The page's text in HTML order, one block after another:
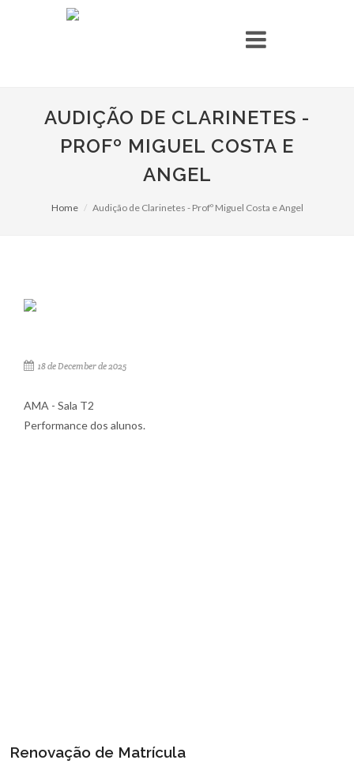
AUDIÇÃO DE CLARINETES -
PROFº MIGUEL COSTA E
ANGEL
Home Audição de Clarinetes - Profº Miguel Costa e Angel
18 de December de 2025
AMA - Sala T2
Performance dos alunos.
Renovação de Matrícula